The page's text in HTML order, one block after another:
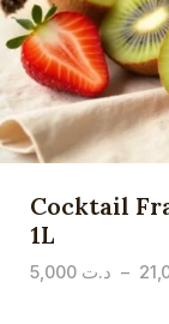
Cocktail
1L
د.ت 5,000 –